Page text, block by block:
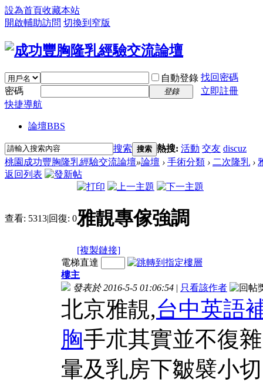
設為首頁收藏本站
開啟輔助訪問 切換到窄版
自動登錄 找回密碼
密碼
登錄
立即註冊
快捷導航
論壇BBS
搜索 搜索 熱搜: 活動 交友 discuz
桃園成功豐胸隆乳經驗交流論壇»論壇 › 手術分類 › 二次隆乳 ›
返回列表
查看: 5313|回復: 0雅靚專傢強調
[複製鏈接]
電梯直達
樓主
發表於 2016-5-5 01:06:54 | 只看該作者
北京雅靚,台中英語
胸手朮其實並不復
暈及乳房下皺襞小